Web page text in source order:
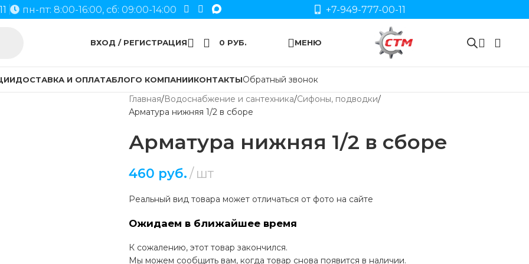
пн-пт: 8:00-16:00, сб: 09:00-14:00 +7-949-777-00-11
ВХОД / РЕГИСТРАЦИЯ 0 РУБ. МЕНЮ
ДОСТАВКА И ОПЛАТАБЛОГО КОМПАНИИКОНТАКТЫОбратный звонок
Главная Водоснабжение и сантехника Сифоны, подводки
Арматура нижняя 1/2 в сборе
Арматура нижняя 1/2 в сборе
460 руб. шт
Реальный вид товара может отличаться от фото на сайте
Ожидаем в ближайшее время
К сожалению, этот товар закончился.
Мы можем сообщить вам, когда товар снова появится в наличии.